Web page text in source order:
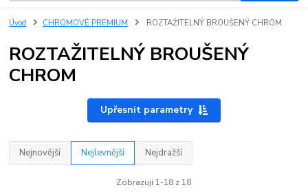
Úvod CHROMOVÉ PREMIUM ROZTAŽITELNÝ BROUŠENÝ CHROM
ROZTAŽITELNÝ BROUŠENÝ
CHROM
Upřesnit parametry
Nejnovější Nejlevnější Nejdražší
Zobrazuji 1-18 z 18